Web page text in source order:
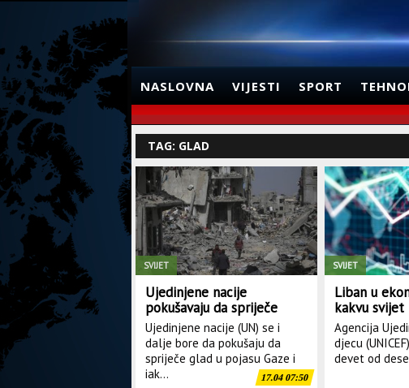
NASLOVNA VIJESTI SPORT
TAG: GLAD
SVIJET
Ujedinjene nacije
pokušavaju da spriječe
glad u Gazi
Ujedinjene nacije (UN) se i
dalje bore da pokušaju da
spriječe glad u pojasu Gaze i
iak...
17.04 07:50
SVIJET
Liban u
kakvu
Agencija
djecu
devet od